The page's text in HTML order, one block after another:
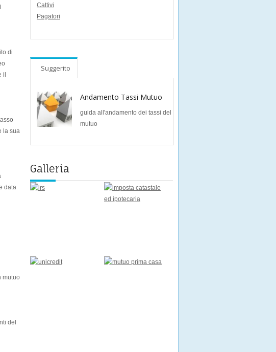
di
il
la sua
data
mutuo
del
Suggerito
Andamento Tassi Mutuo
guida all'andamento dei tassi del
mutuo
Galleria